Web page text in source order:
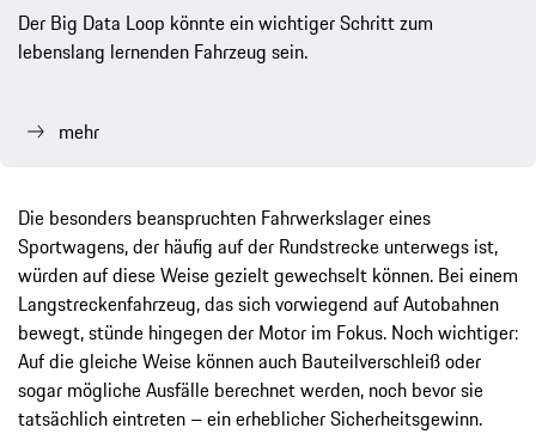
Der Big Data Loop könnte ein wichtiger Schritt zum
lebenslang lernenden Fahrzeug sein.
mehr
Die besonders beanspruchten Fahrwerkslager eines
Sportwagens, der häufig auf der Rundstrecke unterwegs ist,
würden auf diese Weise gezielt gewechselt können. Bei einem
Langstreckenfahrzeug, das sich vorwiegend auf Autobahnen
bewegt, stünde hingegen der Motor im Fokus. Noch wichtiger:
Auf die gleiche Weise können auch Bauteilverschleiß oder
sogar mögliche Ausfälle berechnet werden, noch bevor sie
tatsächlich eintreten – ein erheblicher Sicherheitsgewinn.